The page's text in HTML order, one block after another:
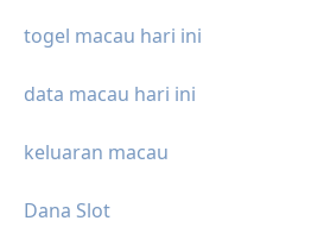
togel macau hari ini
data macau hari ini
keluaran macau
Dana Slot